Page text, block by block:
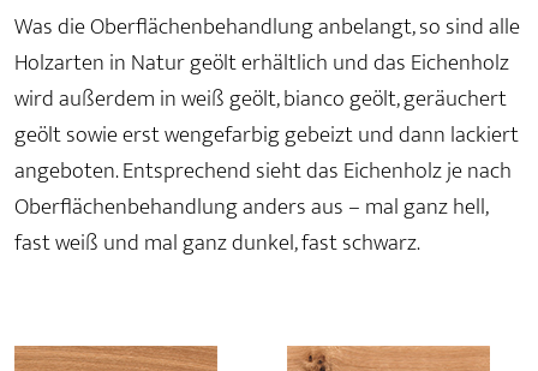
Was die Oberflächenbehandlung anbelangt, so sind alle
Holzarten in Natur geölt erhältlich und das Eichenholz
wird außerdem in weiß geölt, bianco geölt, geräuchert
geölt sowie erst wengefarbig gebeizt und dann lackiert
angeboten. Entsprechend sieht das Eichenholz je nach
Oberflächenbehandlung anders aus – mal ganz hell,
fast weiß und mal ganz dunkel, fast schwarz.